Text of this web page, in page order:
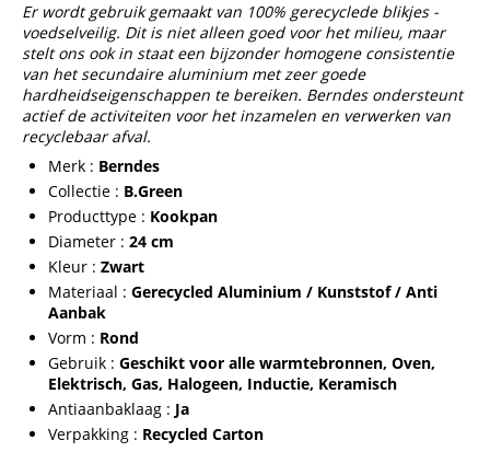
Er wordt gebruik gemaakt van 100% gerecyclede blikjes -
voedselveilig. Dit is niet alleen goed voor het milieu, maar
stelt ons ook in staat een bijzonder homogene consistentie
van het secundaire aluminium met zeer goede
hardheidseigenschappen te bereiken. Berndes ondersteunt
actief de activiteiten voor het inzamelen en verwerken van
recyclebaar afval.
Merk : Berndes
Collectie : B.Green
Producttype : Kookpan
Diameter : 24 cm
Kleur : Zwart
Materiaal : Gerecycled Aluminium / Kunststof / Anti
Aanbak
Vorm : Rond
Gebruik : Geschikt voor alle warmtebronnen, Oven,
Elektrisch, Gas, Halogeen, Inductie, Keramisch
Antiaanbaklaag : Ja
Verpakking : Recycled Carton